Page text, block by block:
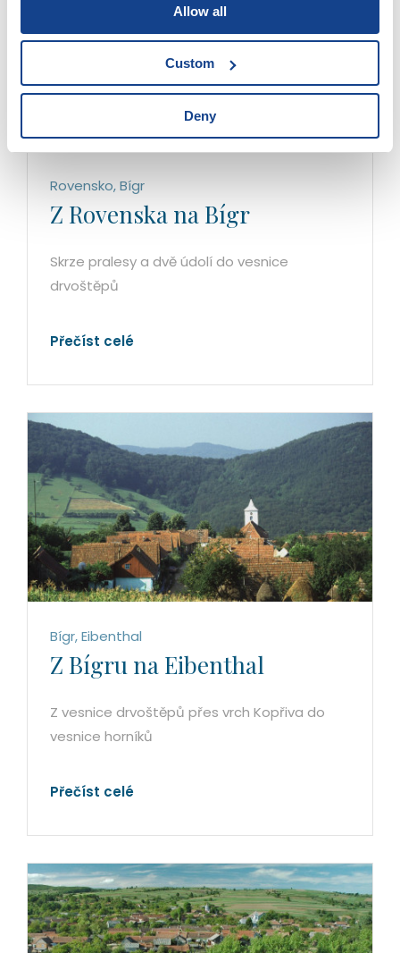
Allow all
Custom
Deny
Rovensko, Bígr
Z Rovenska na Bígr
Skrze pralesy a dvě údolí do vesnice
drvoštěpů
Přečíst celé
Bígr, Eibenthal
Z Bígru na Eibenthal
Z vesnice drvoštěpů přes vrch Kopřiva do
vesnice horníků
Přečíst celé